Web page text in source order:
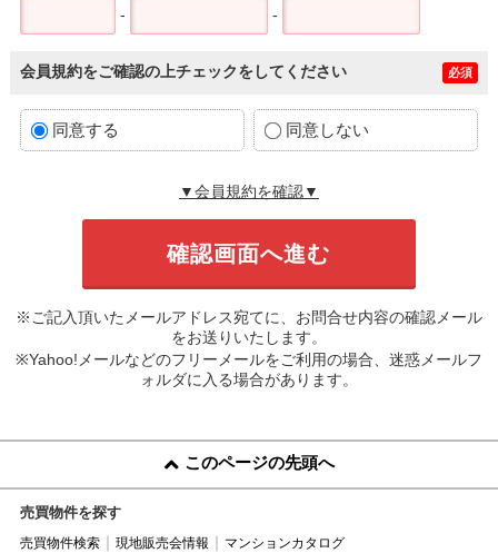
- -
会員規約をご確認の上チェックをしてください 必須
同意する 同意しない
▼会員規約を確認▼
※ご記入頂いたメールアドレス宛てに、お問合せ内容の確認メール
をお送りいたします。
※Yahoo!メールなどのフリーメールをご利用の場合、迷惑メールフ
ォルダに入る場合があります。
このページの先頭へ
売買物件を探す
売買物件検索 現地販売会情報 マンションカタログ